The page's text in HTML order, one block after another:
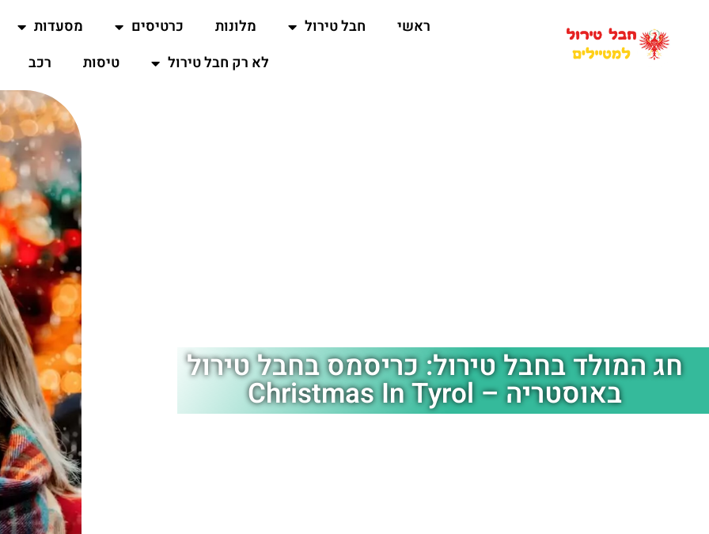
ראשי חבל טירול מלונות כרטיסים מסעדות
לא רק חבל טירול
טיסות רכב
חג המולד בחבל טירול: כריסמס בחבל טירול
באוסטריה – Christmas In Tyrol